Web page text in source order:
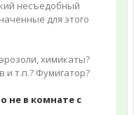
несъедобный
для этого
химикаты?
т.п.? Фумигатор?
не в комнате с